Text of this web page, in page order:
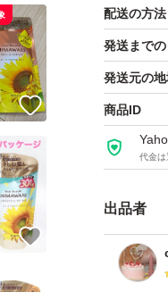
そのまま
クラシエ
×２個
ブランド
配送の方法
発送まで
発送元の
商品ID
代金は
出品者
いいね！